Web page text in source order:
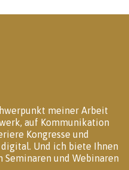
meiner Arbeit
auf Kommunikation
Kongresse und
Und ich biete Ihnen
und Webinaren